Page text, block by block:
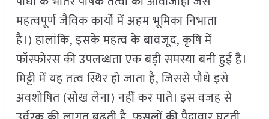
महत्वपूर्ण जैविक कार्यों में अहम भूमिका निभाता
है।) हालांकि, इसके महत्व के बावजूद, कृषि में
फॉस्फोरस की उपलब्धता एक बड़ी समस्या बनी हुई है।
मिट्टी में यह तत्व स्थिर हो जाता है, जिससे पौधे इसे
अवशोषित (सोख लेना) नहीं कर पाते। इस वजह से